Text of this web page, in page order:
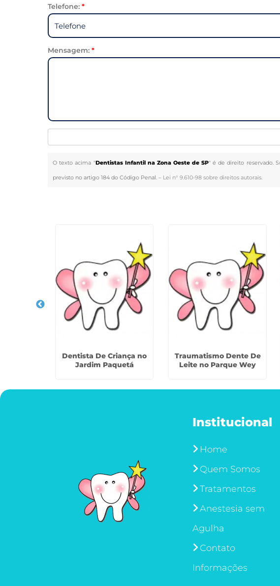
Telefone:*
Mensagem:*
O texto acima "Dentistas Infantil na Zona Oeste de SP" é de direito reservado.
previsto no artigo 184 do Código Penal. – Lei n° 9.610-98 sobre direitos autorais.
Dentista De Criança no
Jardim Paquetá
Traumatismo Dente De
Leite no Parque Wey
Institucional
Home
Quem Somos
Tratamentos
Anestesia sem
Agulha
Contato
Informações